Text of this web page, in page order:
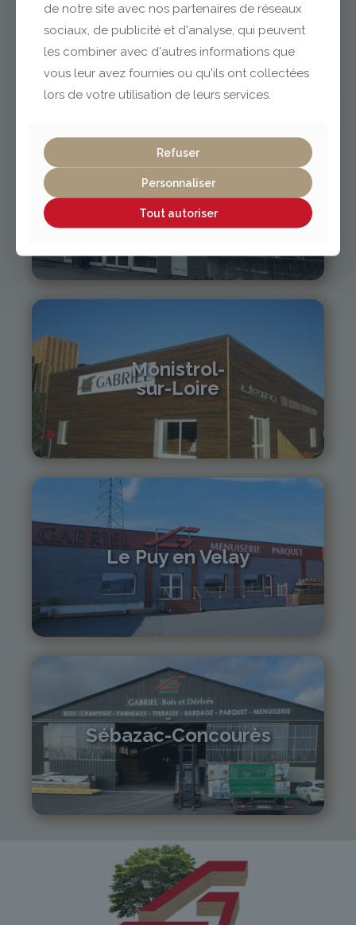
Clermont-Ferrand
04 73 42 18 38
Vichy / Cusset
cusset@gabriel-sa.fr
Monistrol-
sur-Loire
monistrol@gabriel-sa.fr
Le Puy en Velay
04 71 01 13 30
lepuy@gabriel-sa.fr
Sébazac-Concourès
05 81 55 83 89
monistrol@gabriel-sa.fr
de notre site avec nos partenaires de réseaux
sociaux, de publicité et d'analyse, qui peuvent
les combiner avec d'autres informations que
vous leur avez fournies ou qu'ils ont collectées
lors de votre utilisation de leurs services.
Refuser
Personnaliser
Tout autoriser